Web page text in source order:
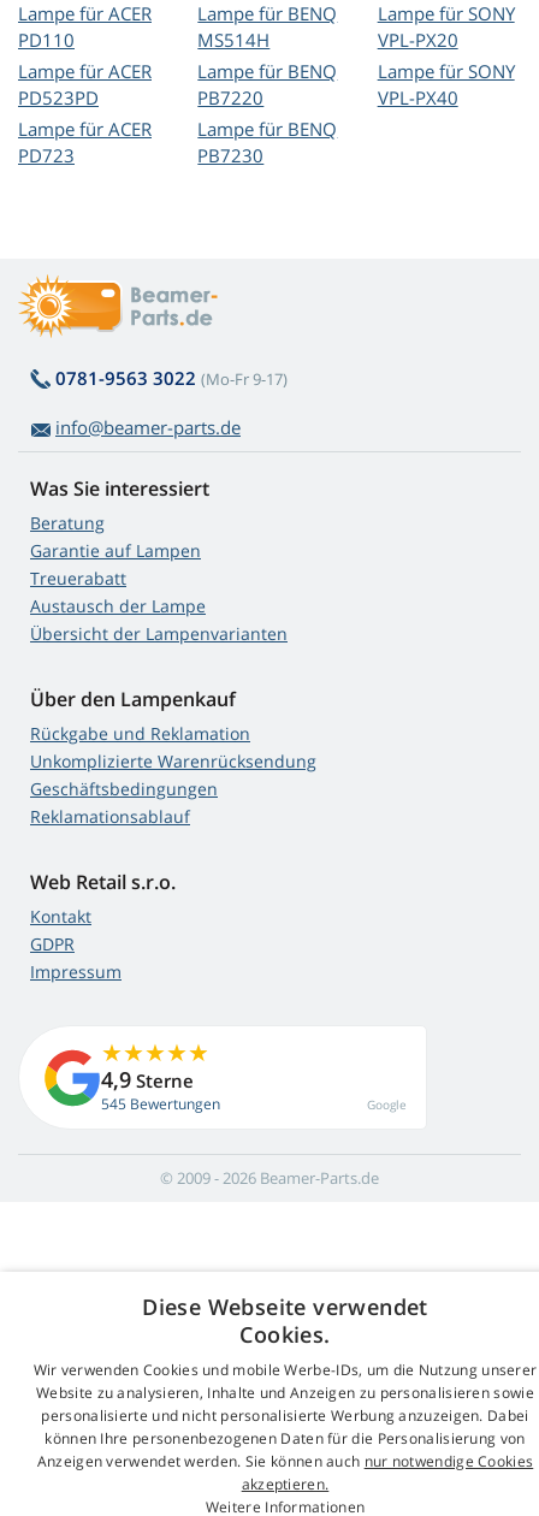
Lampe für ACER
PD110
Lampe für ACER
PD523PD
Lampe für ACER
PD723
Lampe für BENQ
MS514H
Lampe für BENQ
PB7220
Lampe für BENQ
PB7230
Lampe für SONY
VPL-PX20
Lampe für SONY
VPL-PX40
0781-9563 3022 (Mo-Fr 9-17)
info@beamer-parts.de
Was Sie interessiert
Beratung
Garantie auf Lampen
Treuerabatt
Austausch der Lampe
Übersicht der Lampenvarianten
Über den Lampenkauf
Rückgabe und Reklamation
Unkomplizierte Warenrücksendung
Geschäftsbedingungen
Reklamationsablauf
Web Retail s.r.o.
Kontakt
GDPR
Impressum
4,9 Sterne
545 Bewertungen Google
© 2009 - 2026 Beamer-Parts.de
Diese Webseite verwendet
Cookies.
Wir verwenden Cookies und mobile Werbe-IDs, um die Nutzung unserer
Website zu analysieren, Inhalte und Anzeigen zu personalisieren sowie
personalisierte und nicht personalisierte Werbung anzuzeigen. Dabei
können Ihre personenbezogenen Daten für die Personalisierung von
Anzeigen verwendet werden. Sie können auch nur notwendige Cookies
akzeptieren.
Weitere Informationen